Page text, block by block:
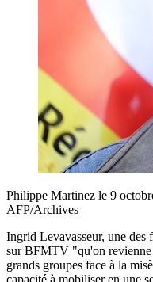
Philippe Martinez le 9
AFP/Archives
Ingrid Levavasseur, une des
sur BFMTV "qu'on revienne
grands groupes face à la
capacité à mobiliser en une